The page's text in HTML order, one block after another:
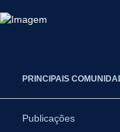
PRINCIPAIS
Publicações